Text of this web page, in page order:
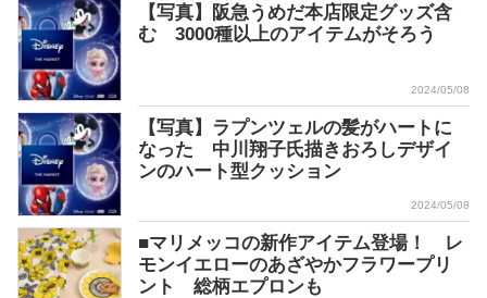
【写真】阪急うめだ本店限定グッズ含
む 3000種以上のアイテムがそろう
2024/05/08
【写真】ラプンツェルの髪がハートに
なった 中川翔子氏描きおろしデザイ
ンのハート型クッション
2024/05/08
■マリメッコの新作アイテム登場！ レ
モンイエローのあざやかフラワープリ
ント 総柄エプロンも